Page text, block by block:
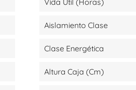
Vida Útil (Horas)
Aislamiento Clase
Clase Energética
Altura Caja (cm)